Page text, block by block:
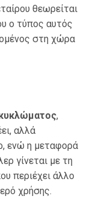
θεωρείται
ο τύπος αυτός
στη χώρα
,
αλλά
ενώ η μεταφορά
γίνεται με τη
περιέχει άλλο
χρήσης.